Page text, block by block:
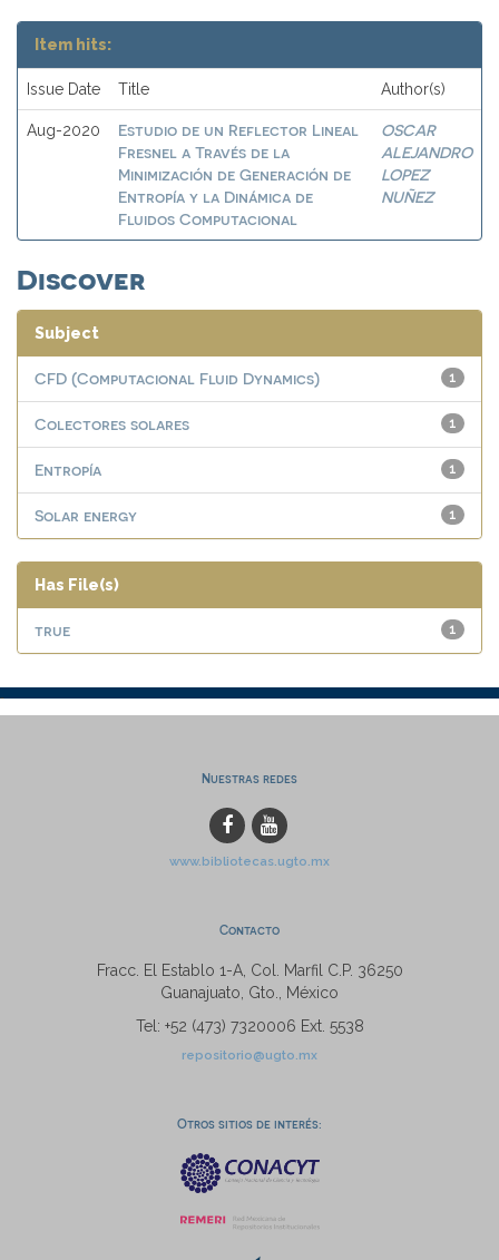
Item hits:
Issue Date Title Author(s)
Aug-2020
Estudio de un Reflector Lineal
Fresnel a Través de la
Minimización de Generación de
Entropía y la Dinámica de
Fluidos Computacional
OSCAR
ALEJANDRO
LOPEZ
NUÑEZ
Discover
Subject
1
CFD (Computacional Fluid Dynamics)
1
Colectores solares
1
Entropía
1
Solar energy
Has File(s)
1
true
Nuestras redes
www.bibliotecas.ugto.mx
Contacto
Fracc. El Establo 1-A, Col. Marfil C.P. 36250
Guanajuato, Gto., México
Tel: +52 (473) 7320006 Ext. 5538
repositorio@ugto.mx
Otros sitios de interés: